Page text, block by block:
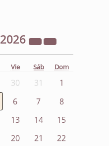
2026
Vie Sáb Dom
30 31
1
6 7
8
13 14
15
20 21
22